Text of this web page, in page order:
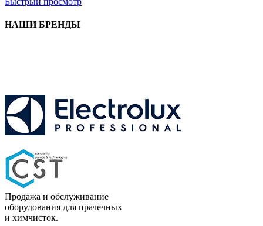
НАШИ БРЕНДЫ
Продажа и обслуживание
оборудования для прачечных
и химчисток.